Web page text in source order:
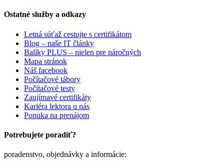
Ostatné služby a odkazy
Letná súťaž cestujte s certifikátom
Blog – naše IT články
Balíky PLUS – nielen pre náročných
Mapa stránok
Náš facebook
Počítačové tábory
Počítačové testy
Zaujímavé certifikáty
Kariéra lektora u nás
Ponuka na prenájom
Potrebujete poradiť?
poradenstvo, objednávky a informácie: